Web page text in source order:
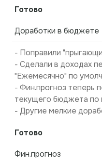
Готово
Доработки в бюджете
- Поправили
- Сделали в доходах
"Ежемесячно" по
- Фин.прогноз теперь
текущего бюджета по
- Другие мелкие
Готово
Фин.прогноз